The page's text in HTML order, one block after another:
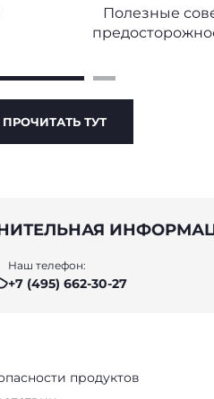
Полезные
и подготовке
ПРОЧИТАТЬ ТУТ
Наш телефон:
+7 (495) 662-30-27
продуктов